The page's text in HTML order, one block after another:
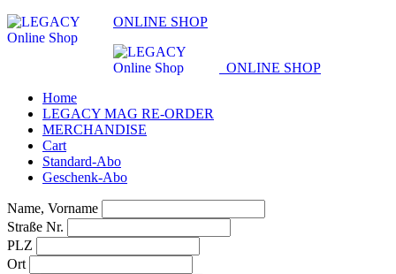
ONLINE SHOP
ONLINE SHOP
Home
LEGACY MAG RE-ORDER
MERCHANDISE
Cart
Standard-Abo
Geschenk-Abo
Name, Vorname
Straße Nr.
PLZ
Ort